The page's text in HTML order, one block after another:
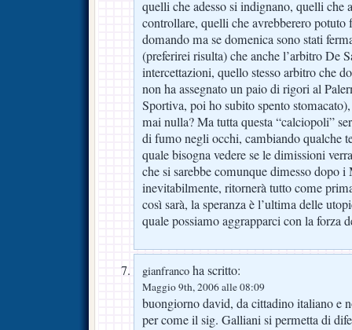
quelli che adesso si indignano, quelli che
controllare, quelli che avrebberero
domando ma se domenica sono stati
(preferirei risulta) che anche l’arbitro De
intercettazioni, quello stesso arbitro che
non ha assegnato un paio di rigori al
Sportiva, poi ho subito spento
mai nulla? Ma tutta questa “calciopoli”
di fumo negli occhi, cambiando qualche
quale bisogna vedere se le dimissioni
che si sarebbe comunque dimesso dopo
inevitabilmente, ritornerà tutto come
così sarà, la speranza è l’ultima delle
quale possiamo aggrapparci con la forza
gianfranco ha scritto:
Maggio 9th, 2006 alle 08:09
buongiorno david, da cittadino italiano e
per come il sig. Galliani si permetta di